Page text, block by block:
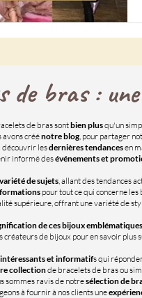
de bras :
de bras sontbien plusqu'un
avons créénotre blog , pour partager
découvrir lesdernières tendancesen
informé desévénements et
de sujets , allant des tendances
pour tout ce qui concerne
supérieure, offrant une variété de
de ces bijoux emblématiques
de bijoux pour en savoir plus
et informatifs qui
collectionde bracelets de bras ou
sommes ravis de notresélection de
à fournir à nos clients une